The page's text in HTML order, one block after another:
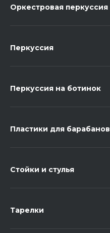
Оркестровая перкуссия
Перкуссия
Перкуссия на ботинок
Пластики для барабанов
Стойки и стулья
Тарелки